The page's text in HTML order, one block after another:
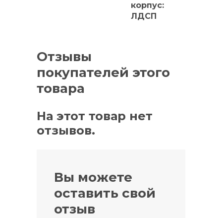
корпус:
ЛДСП
Отзывы
покупателей этого
товара
На этот товар нет
отзывов.
Вы можете
оставить свой
отзыв